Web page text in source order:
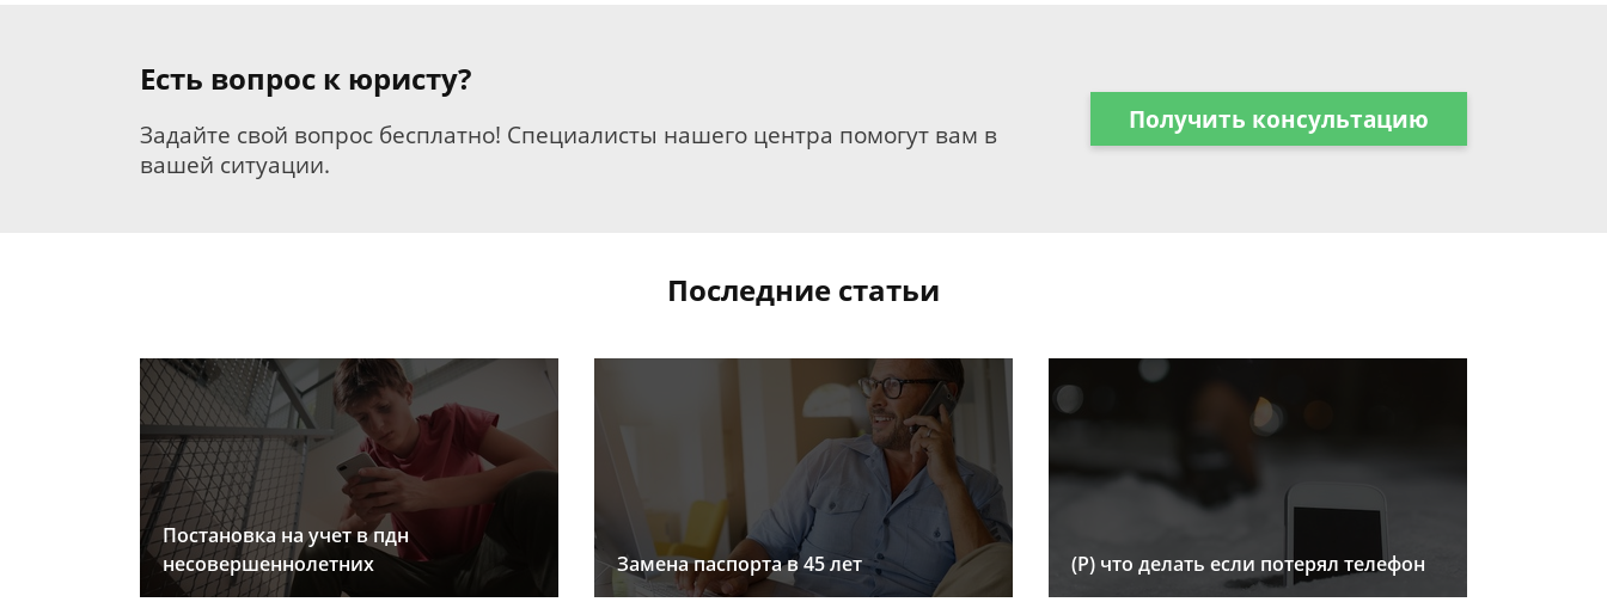
Есть вопрос к юристу?
Задайте свой вопрос бесплатно! Специалисты нашего центра помогут вам в
вашей ситуации.
Получить консультацию
Последние статьи
Постановка на учет в пдн
несовершеннолетних
Замена паспорта в 45 лет (Р) что делать если потерял телефон